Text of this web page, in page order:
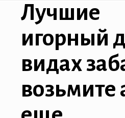
Лучшие
игорный
видах
возьмите